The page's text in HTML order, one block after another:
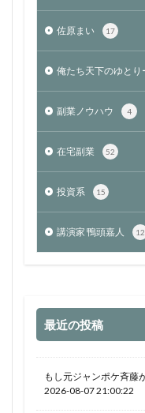
佐原まい 17
俺たち天下のゆとり
副業ノウハウ 4
在宅副業 52
投資系 15
講演家 鴨頭嘉人 12
最近の投稿
もし元ジャンポケ斉藤
2026-08-07 21:00:22